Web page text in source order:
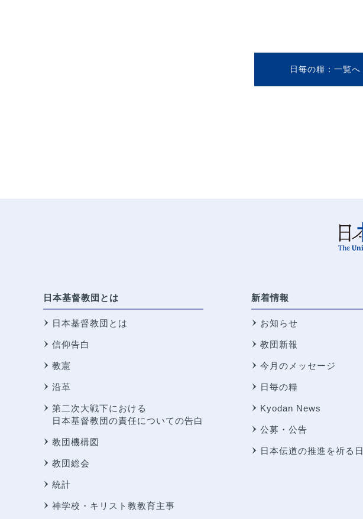
日毎の糧
日本基督教団とは
日本基督教団とは
信仰告白
教憲
沿革
第二次大戦下における
日本基督教団の責任についての告白
教団機構図
教団総会
統計
神学校・キリスト教教育主事
新着情報
お知らせ
教団新報
今月のメッセージ
日毎の糧
Kyodan News
公募・公告
日本伝道の推進を祈る日